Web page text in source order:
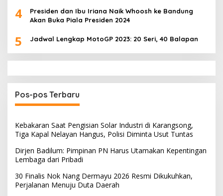
4
Presiden dan Ibu Iriana Naik Whoosh ke Bandung
Akan Buka Piala Presiden 2024
5 Jadwal Lengkap MotoGP 2023: 20 Seri, 40 Balapan
Pos-pos Terbaru
Kebakaran Saat Pengisian Solar Industri di Karangsong,
Tiga Kapal Nelayan Hangus, Polisi Diminta Usut Tuntas
Dirjen Badilum: Pimpinan PN Harus Utamakan Kepentingan
Lembaga dari Pribadi
30 Finalis Nok Nang Dermayu 2026 Resmi Dikukuhkan,
Perjalanan Menuju Duta Daerah